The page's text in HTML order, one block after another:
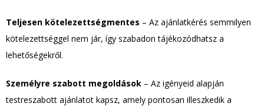
Teljesen kötelezettségmentes – Az ajánlatkérés semmilyen
kötelezettséggel nem jár, így szabadon tájékozódhatsz a
lehetőségekről.
Személyre szabott megoldások – Az igényeid alapján
testreszabott ajánlatot kapsz, amely pontosan illeszkedik a